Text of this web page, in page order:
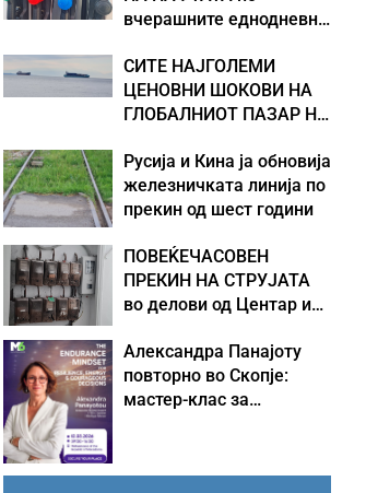
вчерашните еднодневни
СИТЕ НАЈГОЛЕМИ
ЦЕНОВНИ ШОКОВИ НА
ГЛОБАЛНИОТ ПАЗАР НА
воените конфликти во
Персискиот Залив
Русија и Кина ја обновија
железничката линија по
прекин од шест години
ПОВЕЌЕЧАСОВЕН
ПРЕКИН НА СТРУЈАТА
во делови од Центар и
Александра Панајоту
повторно во Скопје:
мастер-клас за